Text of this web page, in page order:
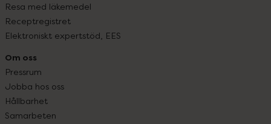
Resa med läkemedel
Receptregistret
Elektroniskt expertstöd, EES
Om oss
Pressrum
Jobba hos oss
Hållbarhet
Samarbeten